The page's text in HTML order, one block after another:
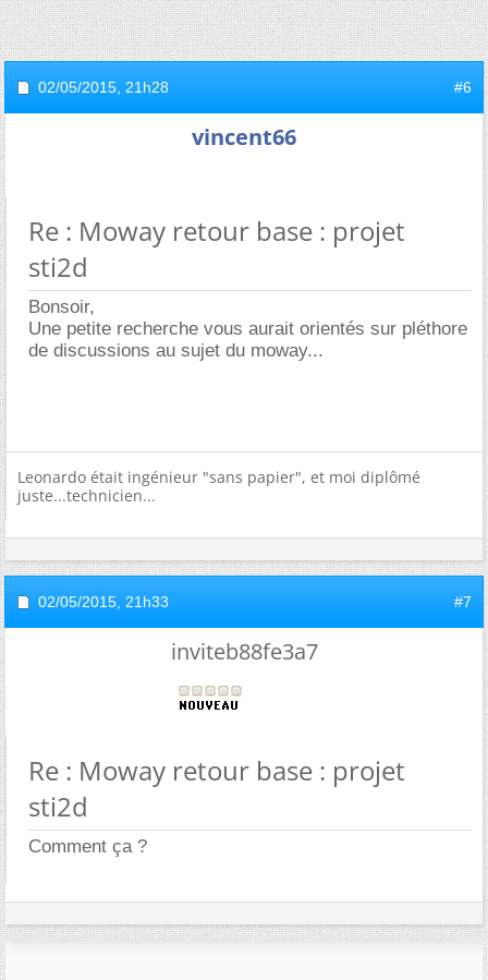
02/05/2015, 21h28 #6
vincent66
Re : Moway retour base : projet
sti2d
Bonsoir,
Une petite recherche vous aurait orientés sur pléthore
de discussions au sujet du moway...
Leonardo était ingénieur "sans papier", et moi diplômé
juste...technicien...
02/05/2015, 21h33 #7
inviteb88fe3a7
Re : Moway retour base : projet
sti2d
Comment ça ?